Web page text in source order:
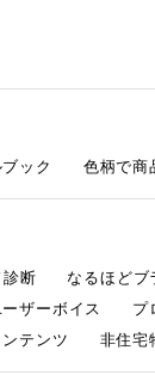
ック 色柄で商
断
なるほどブ
ーザーボイス プ
テンツ 非住宅